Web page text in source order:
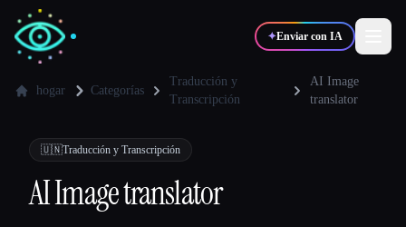
✦Enviar con IA
💻 Desarrolladores
hogar Categorías
Traducción y
Transcripción
AI Image
translator
🇺🇳Traducción y Transcripción
AI Image translator